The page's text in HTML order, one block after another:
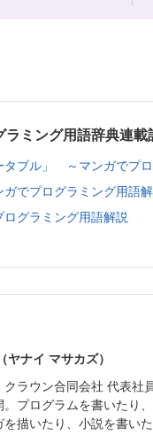
ミング用語辞典連載
タブル」 ～マンガでプ
でプログラミング用語
グラミング用語解説
ヤナイ マサカズ）
クラウン合同会社 代表社
。プログラムを書いたり
を描いたり、小説を書い